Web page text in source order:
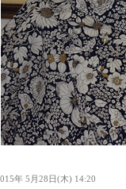
年 5月28日(木) 14:20